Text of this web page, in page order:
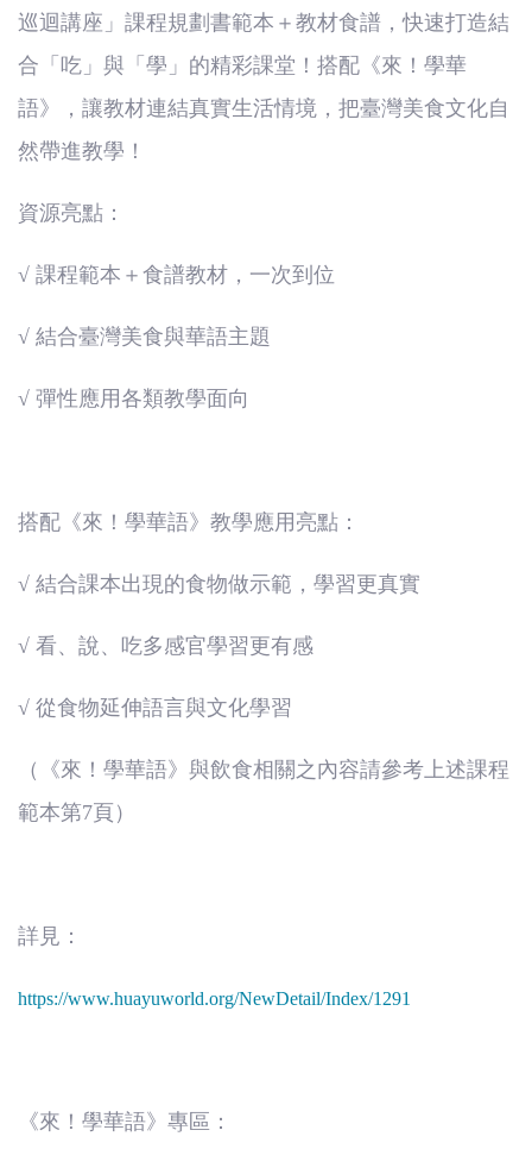
灣)
僑
務
委
員
會
巡迴講座」課程規劃書範本＋教材食譜，快速打造結
合「吃」與「學」的精彩課堂！搭配《來！學華
語》，讓教材連結真實生活情境，把臺灣美食文化自
然帶進教學！
資源亮點：
√ 課程範本＋食譜教材，一次到位
√ 結合臺灣美食與華語主題
√ 彈性應用各類教學面向
搭配《來！學華語》教學應用亮點：
√ 結合課本出現的食物做示範，學習更真實
√ 看、說、吃多感官學習更有感
√ 從食物延伸語言與文化學習
（《來！學華語》與飲食相關之內容請參考上述課程
範本第7頁）
詳見：
https://www.huayuworld.org/NewDetail/Index/1291
《來！學華語》專區：